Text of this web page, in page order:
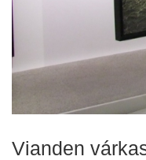
Vianden